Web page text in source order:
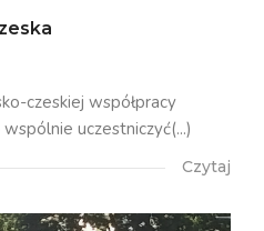
czeskiej współpracy
uczestniczyć(...)
Czytaj